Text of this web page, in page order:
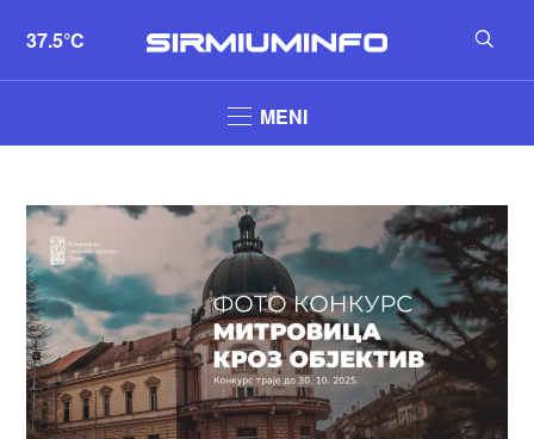
37.5°C
MENI